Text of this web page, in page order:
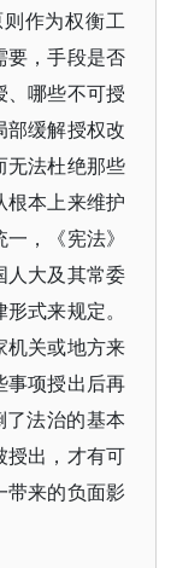
作为权衡工
要，手段是否
、哪些不可授
部缓解授权改
无法杜绝那些
本上来维护
，《宪法》
人大及其常委
式来规定。
机关或地方来
事项授出后再
了法治的基本
授出，才有可
带来的负面影